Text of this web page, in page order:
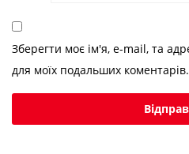
Зберегти моє ім'я, e-mail, та
для моїх подальших коментарів.